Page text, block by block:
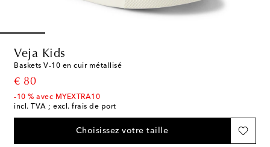
Veja Kids
Baskets V-10 en cuir métallisé
€ 80
original price
-10 % avec MYEXTRA10
incl. TVA ; excl. frais de port
Choisissez votre taille